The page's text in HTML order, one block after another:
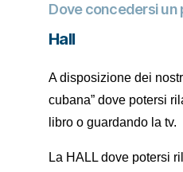
Dove concedersi un
Hall
A disposizione dei
cubana” dove potersi
libro o guardando la tv.
La HALL dove potersi